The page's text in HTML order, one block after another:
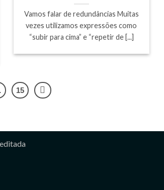
Vamos falar de redundâncias Muitas
vezes utilizamos expressões como
“subir para cima” e “repetir de [...]
15